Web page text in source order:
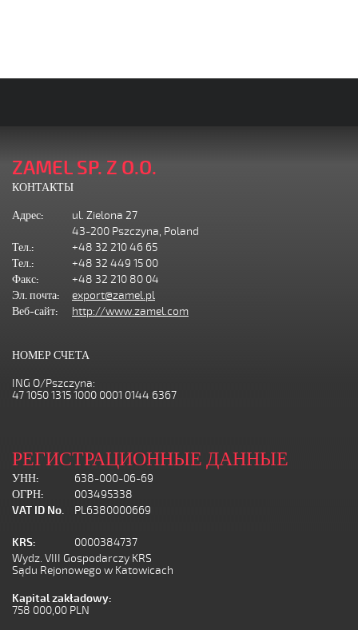
ZAMEL SP. Z O.O.
КОНТАКТЫ
Адрес:
ul. Zielona 27
43-200 Pszczyna, Poland
Тел.:
+48 32 210 46 65
Тел.:
+48 32 449 15 00
Факс:
+48 32 210 80 04
Эл. почта:
export@zamel.pl
Веб-сайт:
http://www.zamel.com
НОМЕР СЧЕТА
ING O/Pszczyna:
47 1050 1315 1000 0001 0144 6367
РЕГИСТРАЦИОННЫЕ ДАННЫЕ
УНН:
638-000-06-69
ОГРН:
003495338
VAT ID No.
PL6380000669
KRS:
0000384737
Wydz. VIII Gospodarczy KRS
Sądu Rejonowego w Katowicach
Kapital zakładowy:
758 000,00 PLN